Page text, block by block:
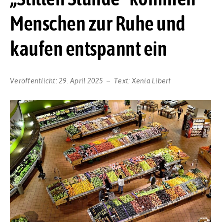
Menschen zur Ruhe und
kaufen entspannt ein
Veröffentlicht:29. April 2025 Text: Xenia Libert